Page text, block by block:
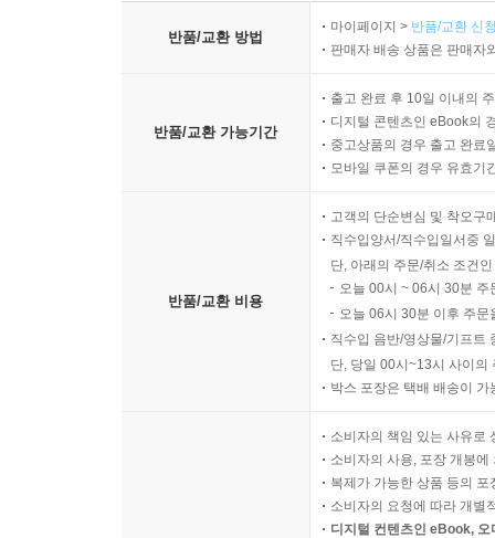
반품/교환 방법
마이페이지 > 반품/교환 신
판매자 배송 상품은 판매자
반품/교환 가능기간
출고 완료 후 10일 이내의
디지털 콘텐츠인 eBook의
중고상품의 경우 출고 완료
모바일 쿠폰의 경우 유효기
반품/교환 비용
고객의 단순변심 및 착오구
직수입양서/직수입일서중
단, 아래의 주문/취소 조건
오늘 00시 ~ 06시 30분
오늘 06시 30분 이후 주
직수입 음반/영상물/기프트
단, 당일 00시~13시 사이의
박스 포장은 택배 배송이
소비자의 책임 있는 사유로
소비자의 사용, 포장 개봉
복제가 가능한 상품 등의
소비자의 요청에 따라 개별
디지털 컨텐츠인 eBook,